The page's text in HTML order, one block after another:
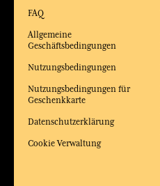
FAQ
Allgemeine
Geschäftsbedingungen
Nutzungsbedingungen
Nutzungsbedingungen für
Geschenkkarte
Datenschutzerklärung
Cookie Verwaltung